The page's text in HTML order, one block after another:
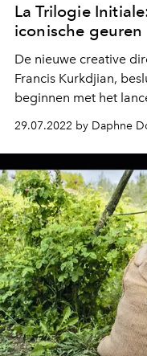
La Trilogie
iconische
De nieuwe creative
Francis Kurkdjian,
beginnen met het
parfums uit de
als je het ons vraagt!
29.07.2022 by Daphne